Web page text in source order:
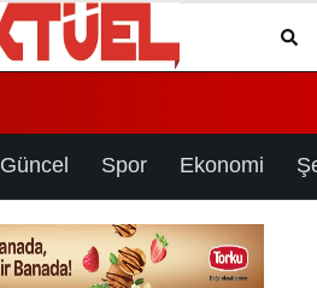
Güncel Spor Ekonomi